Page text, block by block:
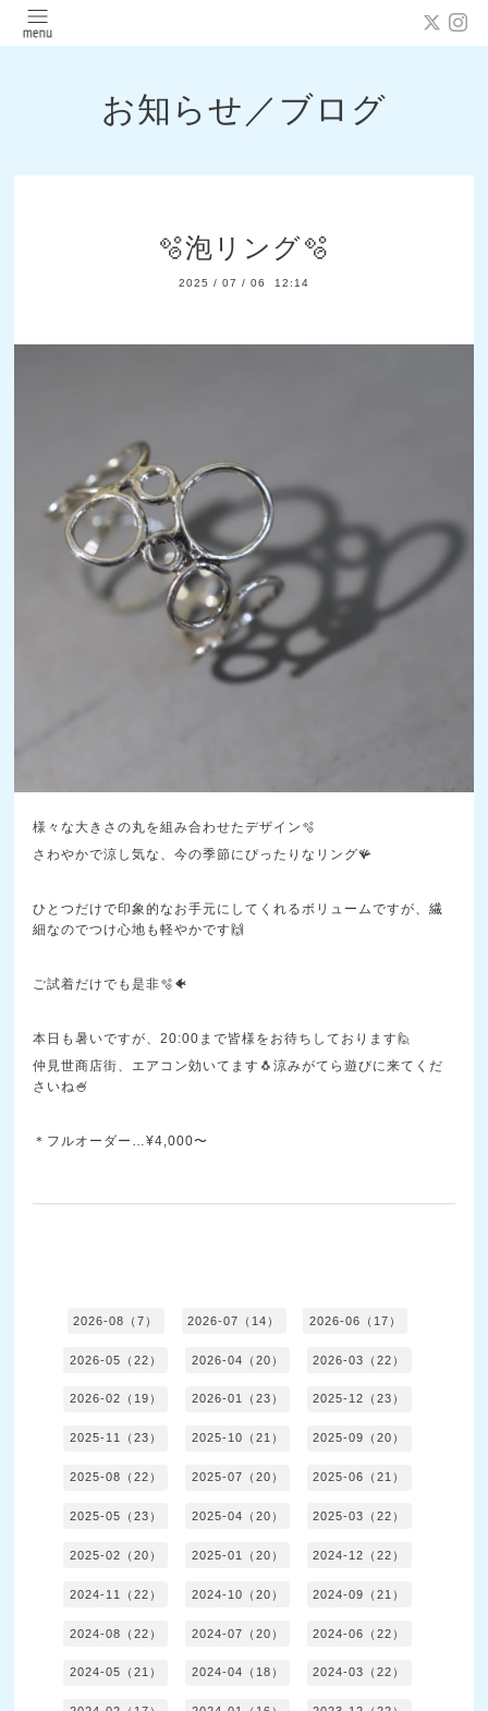
お知らせ／ブログ
🫧泡リング🫧
2025 / 07 / 06 12:14
様々な大きさの丸を組み合わせたデザイン🫧
さわやかで涼し気な、今の季節にぴったりなリング🪸
ひとつだけで印象的なお手元にしてくれるボリュームですが、繊
細なのでつけ心地も軽やかです🙌
ご試着だけでも是非🫧🐠
本日も暑いですが、20:00まで皆様をお待ちしております🙋
仲見世商店街、エアコン効いてます🐧涼みがてら遊びに来てくだ
さいね🍧
＊フルオーダー…¥4,000〜
2026-08（7） 2026-07（14） 2026-06（17）
2026-05（22） 2026-04（20） 2026-03（22）
2026-02（19） 2026-01（23） 2025-12（23）
2025-11（23） 2025-10（21） 2025-09（20）
2025-08（22） 2025-07（20） 2025-06（21）
2025-05（23） 2025-04（20） 2025-03（22）
2025-02（20） 2025-01（20） 2024-12（22）
2024-11（22） 2024-10（20） 2024-09（21）
2024-08（22） 2024-07（20） 2024-06（22）
2024-05（21） 2024-04（18） 2024-03（22）